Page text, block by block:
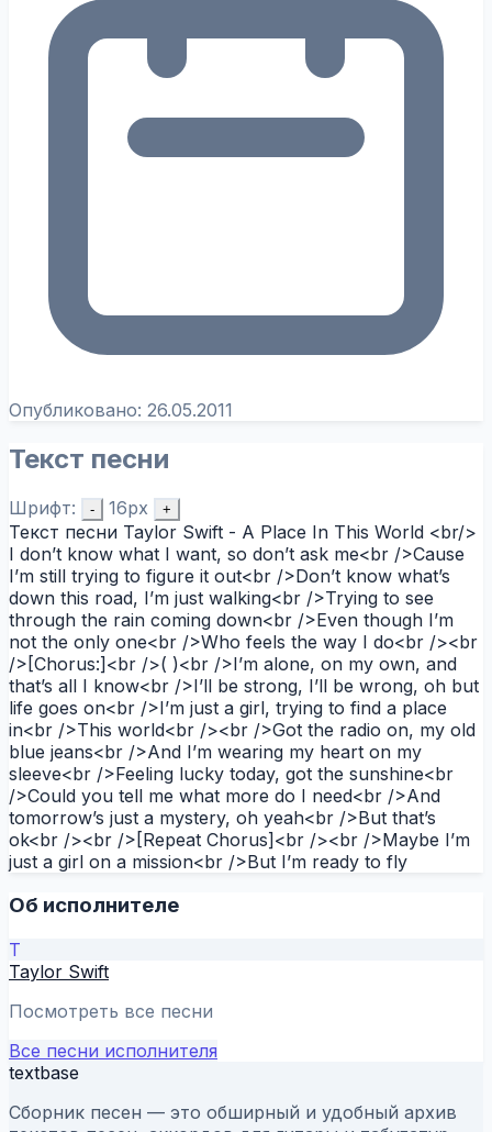
Опубликовано: 26.05.2011
Текст песни
Шрифт: - 16px +
Текст песни Taylor Swift - A Place In This World <br/>
I don’t know what I want, so don’t ask me<br />Cause
I’m still trying to figure it out<br />Don’t know what’s
down this road, I’m just walking<br />Trying to see
through the rain coming down<br />Even though I’m
not the only one<br />Who feels the way I do<br /><br
/>[Chorus:]<br />( )<br />I’m alone, on my own, and
that’s all I know<br />I’ll be strong, I’ll be wrong, oh but
life goes on<br />I’m just a girl, trying to find a place
in<br />This world<br /><br />Got the radio on, my old
blue jeans<br />And I’m wearing my heart on my
sleeve<br />Feeling lucky today, got the sunshine<br
/>Could you tell me what more do I need<br />And
tomorrow’s just a mystery, oh yeah<br />But that’s
ok<br /><br />[Repeat Chorus]<br /><br />Maybe I’m
just a girl on a mission<br />But I’m ready to fly
Об исполнителе
T
Taylor Swift
Посмотреть все песни
Все песни исполнителя
textbase
Сборник песен — это обширный и удобный архив